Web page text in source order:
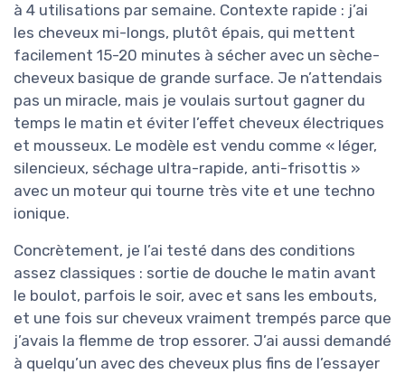
à 4 utilisations par semaine. Contexte rapide : j’ai
les cheveux mi-longs, plutôt épais, qui mettent
facilement 15-20 minutes à sécher avec un sèche-
cheveux basique de grande surface. Je n’attendais
pas un miracle, mais je voulais surtout gagner du
temps le matin et éviter l’effet cheveux électriques
et mousseux. Le modèle est vendu comme « léger,
silencieux, séchage ultra-rapide, anti-frisottis »
avec un moteur qui tourne très vite et une techno
ionique.
Concrètement, je l’ai testé dans des conditions
assez classiques : sortie de douche le matin avant
le boulot, parfois le soir, avec et sans les embouts,
et une fois sur cheveux vraiment trempés parce que
j’avais la flemme de trop essorer. J’ai aussi demandé
à quelqu’un avec des cheveux plus fins de l’essayer